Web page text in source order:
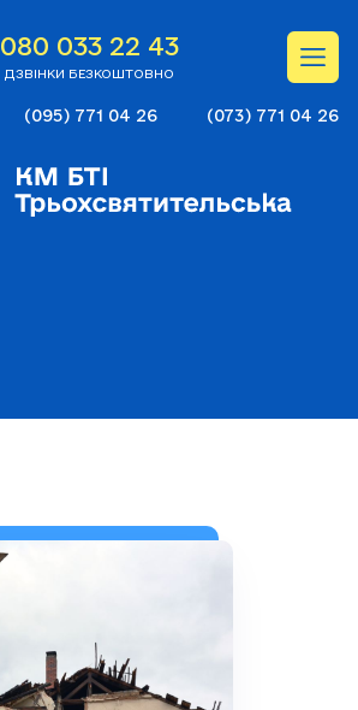
080 033 22 43
ДЗВІНКИ БЕЗКОШТОВНО
(095) 771 04 26 (073) 771 04 26